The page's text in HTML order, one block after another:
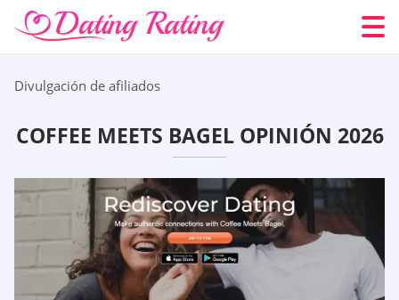
Divulgación de afiliados
COFFEE MEETS BAGEL OPINIÓN 2026